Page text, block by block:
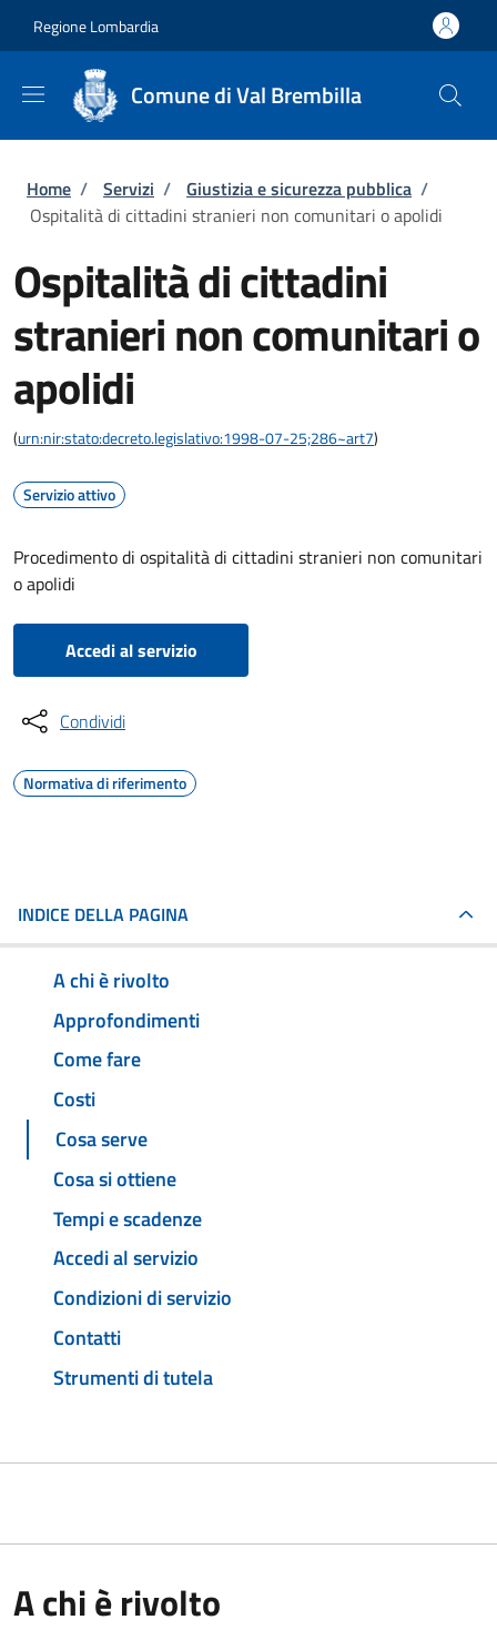
Regione Lombardia
Comune di Val Brembilla
Briciole di pane
Home / Servizi / Giustizia e sicurezza pubblica /
Ospitalità di cittadini stranieri non comunitari o apolidi
Ospitalità di cittadini
stranieri non comunitari o
apolidi
(urn:nir:stato:decreto.legislativo:1998-07-25;286~art7)
Servizio attivo
Procedimento di ospitalità di cittadini stranieri non comunitari
o apolidi
Accedi al servizio
Condividi
Normativa di riferimento
INDICE DELLA PAGINA
A chi è rivolto
Approfondimenti
Come fare
Costi
Cosa serve
Cosa si ottiene
Tempi e scadenze
Accedi al servizio
Condizioni di servizio
Contatti
Strumenti di tutela
A chi è rivolto